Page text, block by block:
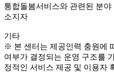
통합돌봄서비스와 관련된 분
소지자
기타
※ 본 센터는 제공인력 충원에
여부가 결정되는 운영 구조를
정적인 서비스 제공 및 이용자